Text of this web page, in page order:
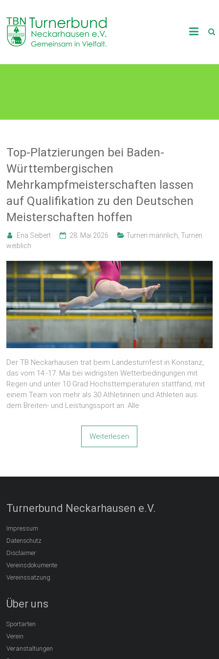
content
TB
Neckarhausen
in
Top-Platzierungen bei Baden-
Württembergischen
Mehrkampfmeisterschaften lassen
auf Qualifikation zu den Deutschen
Meisterschaften hoffen
Ena Seibert 28. Mai 2026 Turnen männlich Turnen
weiblich
Der TB Neckarhausen trat beim Landesturnfest in Konstanz,
das vom 14.-17. Mai bei widrigsten Wetterbedingungen mit
Regen und unter 10 Grad Höchsttemperaturen stattfand, mit
einem Team von mehr als 30 Athletinnen und Athleten aus
dem Breiten- und Leistungssport an. Alle
Weiterlesen
Turnerbund Neckarhausen e.V.
Impressum
Datenschutz
Disclaimer
Vereinsdokumente
Vereinssatzung
Über uns
Sportarten
Verein
Veranstaltungen